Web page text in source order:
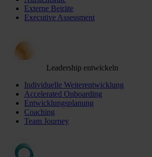
Externe Beiräte
Executive Assessment
Leadership entwickeln
Individuelle Weiterentwicklung
Accelerated Onboarding
Entwicklungsplanung
Coaching
Team Journey